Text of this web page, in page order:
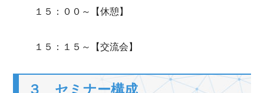
１５：００～【休憩】
１５：１５～【交流会】
３ セミナー構成